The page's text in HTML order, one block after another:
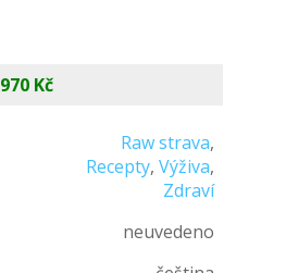
970 Kč
Raw strava,
Recepty,Výživa,
Zdraví
neuvedeno